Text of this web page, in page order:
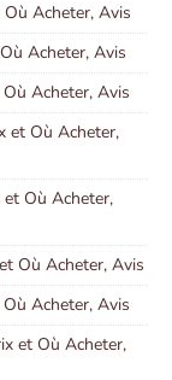
Acheter, Avis
Acheter, Avis
Acheter, Avis
et Où Acheter,
Où Acheter,
Où Acheter, Avis
Acheter, Avis
et Où Acheter,